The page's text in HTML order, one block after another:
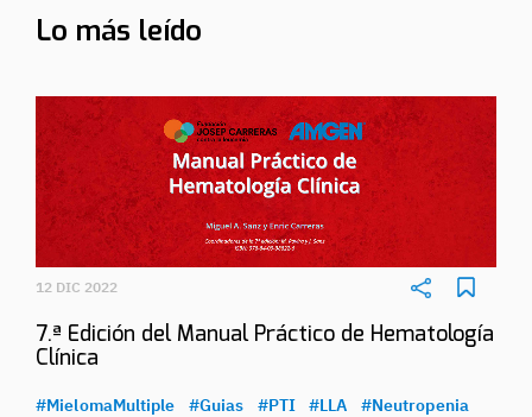
Lo más leído
12 DIC 2022
7.ª Edición del Manual Práctico de Hematología
Clínica
#MielomaMultiple #Guias #PTI #LLA
#Neutropenia